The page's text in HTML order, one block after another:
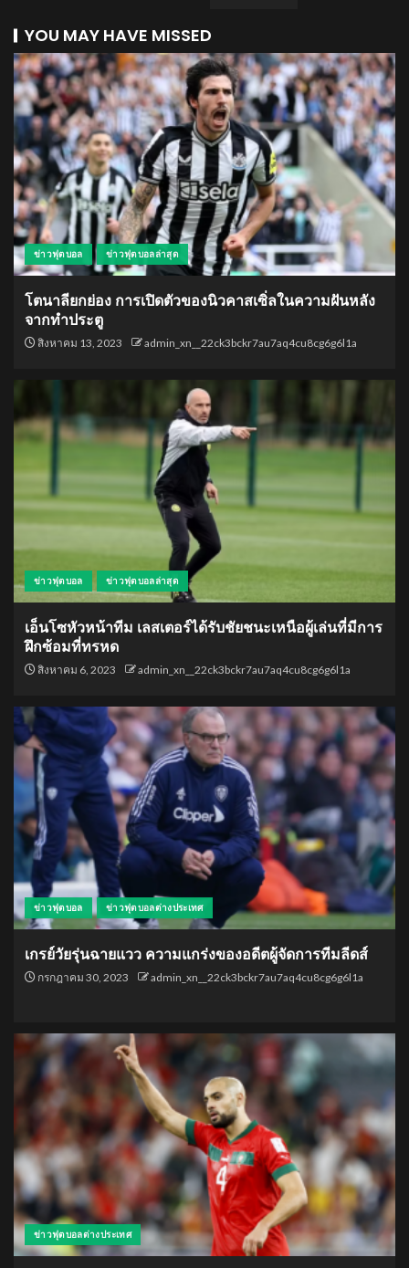
YOU MAY HAVE MISSED
ข่าวฟุตบอล ข่าวฟุตบอลล่าสุด
โตนาลียกย่อง การเปิดตัวของนิวคาสเซิ่ลในความฝันหลัง
จากทำประตู
สิงหาคม 13, 2023 admin_xn__22ck3bckr7au7aq4cu8cg6g6l1a
ข่าวฟุตบอล ข่าวฟุตบอลล่าสุด
เอ็นโซหัวหน้าทีม เลสเตอร์ได้รับชัยชนะเหนือผู้เล่นที่มีการ
ฝึกซ้อมที่ทรหด
สิงหาคม 6, 2023 admin_xn__22ck3bckr7au7aq4cu8cg6g6l1a
ข่าวฟุตบอล ข่าวฟุตบอลต่างประเทศ
เกรย์วัยรุ่นฉายแวว ความแกร่งของอดีตผู้จัดการทีมลีดส์
กรกฎาคม 30, 2023 admin_xn__22ck3bckr7au7aq4cu8cg6g6l1a
ข่าวฟุตบอลต่างประเทศ